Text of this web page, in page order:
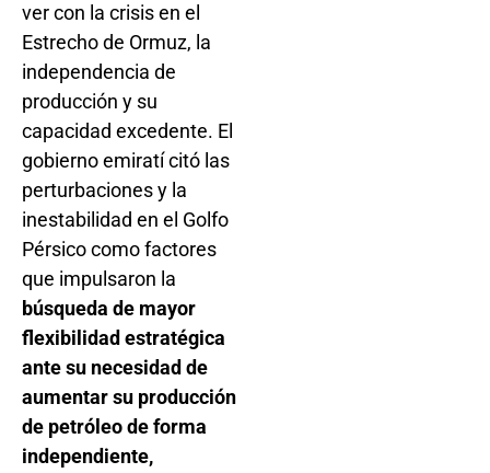
ver con la crisis en el
Estrecho de Ormuz, la
independencia de
producción y su
capacidad excedente. El
gobierno emiratí citó las
perturbaciones y la
inestabilidad en el Golfo
Pérsico como factores
que impulsaron la
búsqueda de mayor
flexibilidad estratégica
ante su necesidad de
aumentar su producción
de petróleo de forma
independiente,